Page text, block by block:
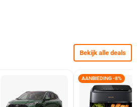
Bekijk alle deals
AANBIEDING -8%